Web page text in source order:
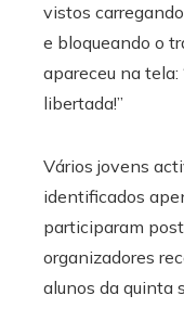
vistos
e bloqueando o
apareceu na tela:
libertada!”
Vários jovens
identificados
participaram
organizadores
alunos da quinta